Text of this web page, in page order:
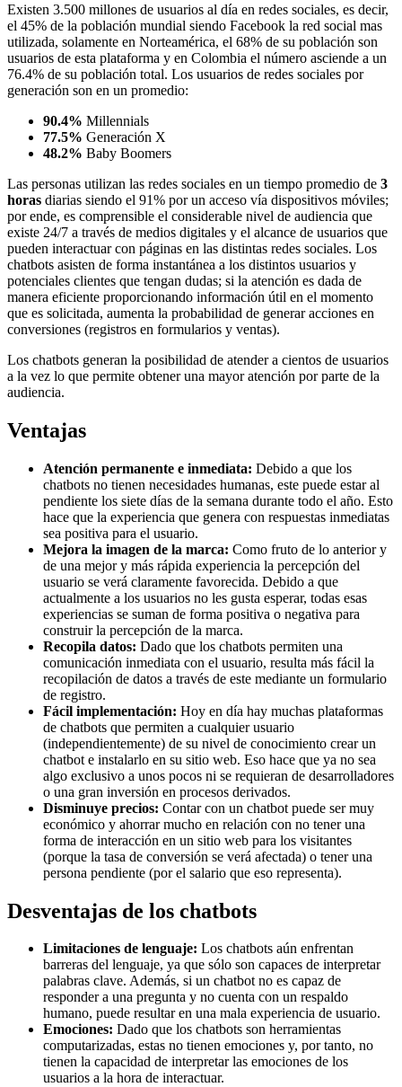
Existen 3.500 millones de usuarios al día en redes sociales, es decir,
el 45% de la población mundial siendo Facebook la red social mas
utilizada, solamente en Norteamérica, el 68% de su población son
usuarios de esta plataforma y en Colombia el número asciende a un
76.4% de su población total. Los usuarios de redes sociales por
generación son en un promedio:
90.4% Millennials
77.5% Generación X
48.2% Baby Boomers
Las personas utilizan las redes sociales en un tiempo promedio de 3
horas diarias siendo el 91% por un acceso vía dispositivos móviles;
por ende, es comprensible el considerable nivel de audiencia que
existe 24/7 a través de medios digitales y el alcance de usuarios que
pueden interactuar con páginas en las distintas redes sociales. Los
chatbots asisten de forma instantánea a los distintos usuarios y
potenciales clientes que tengan dudas; si la atención es dada de
manera eficiente proporcionando información útil en el momento
que es solicitada, aumenta la probabilidad de generar acciones en
conversiones (registros en formularios y ventas).
Los chatbots generan la posibilidad de atender a cientos de usuarios
a la vez lo que permite obtener una mayor atención por parte de la
audiencia.
Ventajas
Atención permanente e inmediata: Debido a que los
chatbots no tienen necesidades humanas, este puede estar al
pendiente los siete días de la semana durante todo el año. Esto
hace que la experiencia que genera con respuestas inmediatas
sea positiva para el usuario.
Mejora la imagen de la marca: Como fruto de lo anterior y
de una mejor y más rápida experiencia la percepción del
usuario se verá claramente favorecida. Debido a que
actualmente a los usuarios no les gusta esperar, todas esas
experiencias se suman de forma positiva o negativa para
construir la percepción de la marca.
Recopila datos: Dado que los chatbots permiten una
comunicación inmediata con el usuario, resulta más fácil la
recopilación de datos a través de este mediante un formulario
de registro.
Fácil implementación: Hoy en día hay muchas plataformas
de chatbots que permiten a cualquier usuario
(independientemente) de su nivel de conocimiento crear un
chatbot e instalarlo en su sitio web. Eso hace que ya no sea
algo exclusivo a unos pocos ni se requieran de desarrolladores
o una gran inversión en procesos derivados.
Disminuye precios: Contar con un chatbot puede ser muy
económico y ahorrar mucho en relación con no tener una
forma de interacción en un sitio web para los visitantes
(porque la tasa de conversión se verá afectada) o tener una
persona pendiente (por el salario que eso representa).
Desventajas de los chatbots
Limitaciones de lenguaje: Los chatbots aún enfrentan
barreras del lenguaje, ya que sólo son capaces de interpretar
palabras clave. Además, si un chatbot no es capaz de
responder a una pregunta y no cuenta con un respaldo
humano, puede resultar en una mala experiencia de usuario.
Emociones: Dado que los chatbots son herramientas
computarizadas, estas no tienen emociones y, por tanto, no
tienen la capacidad de interpretar las emociones de los
usuarios a la hora de interactuar.